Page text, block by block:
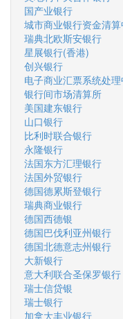
国产业银行
城市商业银行资金清
瑞典北欧斯安银行
星展银行(香港)
创兴银行
电子商业汇票系统处
银行间市场清算所
美国建东银行
山口银行
比利时联合银行
永隆银行
法国东方汇理银行
法国外贸银行
德国德累斯登银行
瑞典商业银行
德国西德银
德国巴伐利亚州银行
德国北德意志州银行
大新银行
意大利联合圣保罗银行
瑞士信贷银
瑞士银行
加拿大丰业银行